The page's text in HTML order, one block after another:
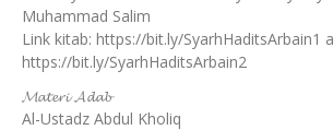
Muhammad Salim
Link kitab: https://bit.ly/SyarhHaditsArbain1
https://bit.ly/SyarhHaditsArbain2
𝓜𝓪𝓽𝓮𝓻𝓲 𝓐𝓭𝓪𝓫
Al-Ustadz Abdul Kholiq